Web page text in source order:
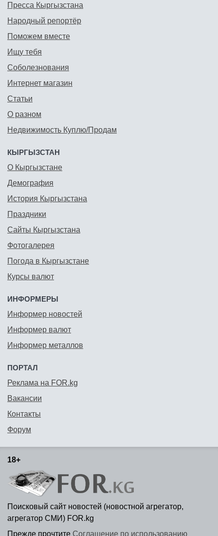
Пресса Кыргызстана
Народный репортёр
Поможем вместе
Ищу тебя
Соболезнования
Интернет магазин
Статьи
О разном
Недвижимость Куплю/Продам
КЫРГЫЗСТАН
О Кыргызстане
Демография
История Кыргызстана
Праздники
Сайты Кыргызстана
Фотогалерея
Погода в Кыргызстане
Курсы валют
ИНФОРМЕРЫ
Информер новостей
Информер валют
Информер металлов
ПОРТАЛ
Реклама на FOR.kg
Вакансии
Контакты
Форум
18+
Поисковый сайт новостей (новостной агрегатор,
агрегатор СМИ) FOR.kg
Прежде прочтите Соглашение по использованию